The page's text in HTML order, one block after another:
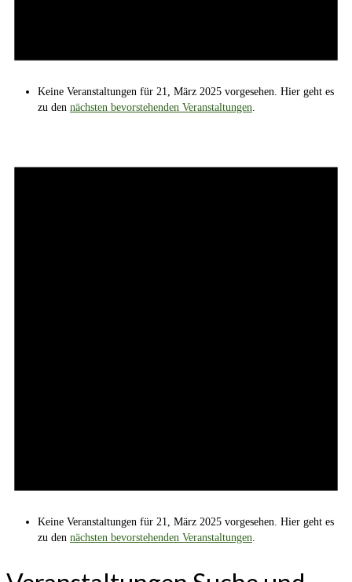
Keine Veranstaltungen für 21, März 2025 vorgesehen. Hier geht es
zu den nächsten bevorstehenden Veranstaltungen.
Keine Veranstaltungen für 21, März 2025 vorgesehen. Hier geht es
zu den nächsten bevorstehenden Veranstaltungen.